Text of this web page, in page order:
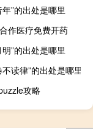
”的出处是哪里
作医疗免费开药
”的出处是哪里
读律”的出处是哪里
攻略